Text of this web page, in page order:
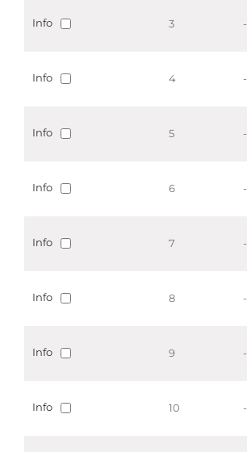
Info 3 -
Info 4 -
Info 5 -
Info 6 -
Info 7 -
Info 8 -
Info 9 -
Info 10 -